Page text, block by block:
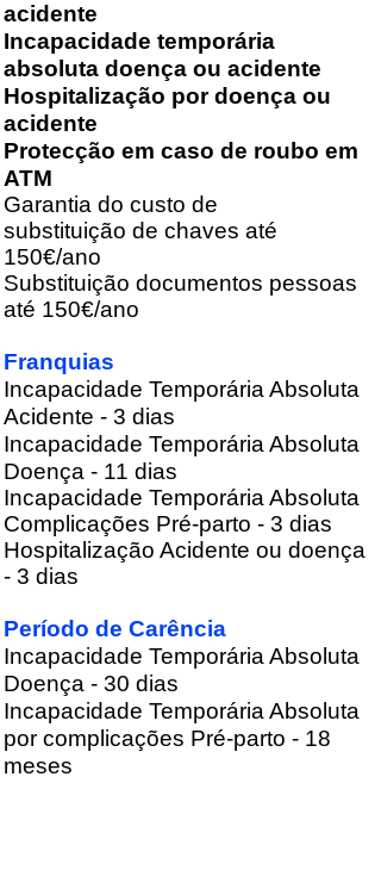
acidente
Incapacidade temporária
absoluta doença ou acidente
Hospitalização por doença ou
acidente
Protecção em caso de roubo em
ATM
Garantia do custo de
substituição de chaves até
150€/ano
Substituição documentos pessoas
até 150€/ano
Franquias
Incapacidade Temporária Absoluta
Acidente - 3 dias
Incapacidade Temporária Absoluta
Doença - 11 dias
Incapacidade Temporária Absoluta
Complicações Pré-parto - 3 dias
Hospitalização Acidente ou doença
- 3 dias
Período de Carência
Incapacidade Temporária Absoluta
Doença - 30 dias
Incapacidade Temporária Absoluta
por complicações Pré-parto - 18
meses